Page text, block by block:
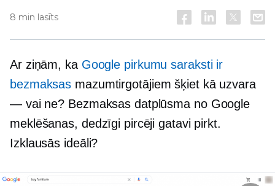
8 min lasīts
Ar ziņām, ka Google pirkumu saraksti ir
bezmaksas mazumtirgotājiem šķiet kā uzvara
— vai ne? Bezmaksas datplūsma no Google
meklēšanas, dedzīgi pircēji gatavi pirkt.
Izklausās ideāli?